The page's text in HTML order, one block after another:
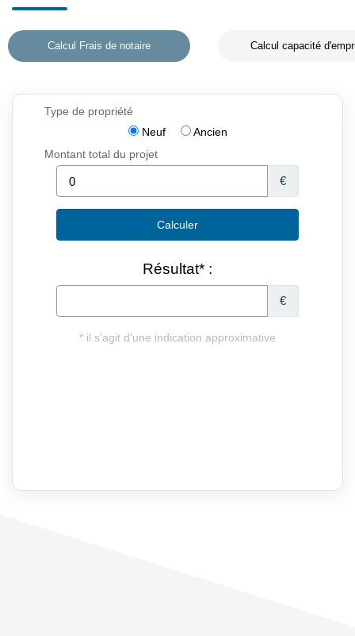
Calcul Frais de notaire Calcul capacité